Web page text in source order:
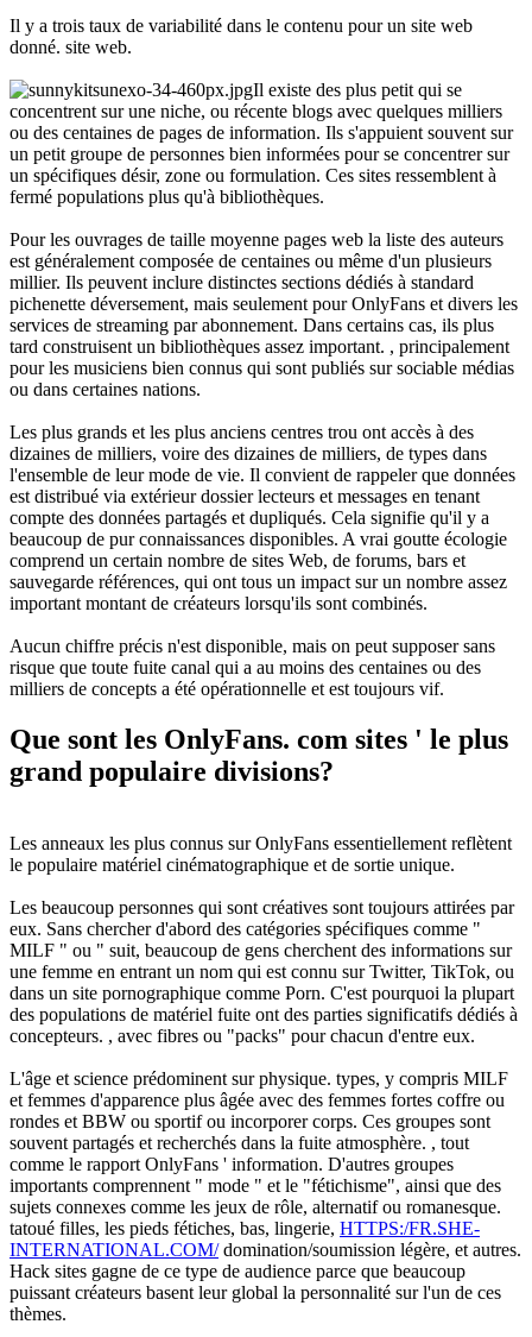
Il y a trois taux de variabilité dans le contenu pour un site web
donné. site web.
Il existe des plus petit qui se
concentrent sur une niche, ou récente blogs avec quelques milliers
ou des centaines de pages de information. Ils s'appuient souvent sur
un petit groupe de personnes bien informées pour se concentrer sur
un spécifiques désir, zone ou formulation. Ces sites ressemblent à
fermé populations plus qu'à bibliothèques.
Pour les ouvrages de taille moyenne pages web la liste des auteurs
est généralement composée de centaines ou même d'un plusieurs
millier. Ils peuvent inclure distinctes sections dédiés à standard
pichenette déversement, mais seulement pour OnlyFans et divers les
services de streaming par abonnement. Dans certains cas, ils plus
tard construisent un bibliothèques assez important. , principalement
pour les musiciens bien connus qui sont publiés sur sociable médias
ou dans certaines nations.
Les plus grands et les plus anciens centres trou ont accès à des
dizaines de milliers, voire des dizaines de milliers, de types dans
l'ensemble de leur mode de vie. Il convient de rappeler que données
est distribué via extérieur dossier lecteurs et messages en tenant
compte des données partagés et dupliqués. Cela signifie qu'il y a
beaucoup de pur connaissances disponibles. A vrai goutte écologie
comprend un certain nombre de sites Web, de forums, bars et
sauvegarde références, qui ont tous un impact sur un nombre assez
important montant de créateurs lorsqu'ils sont combinés.
Aucun chiffre précis n'est disponible, mais on peut supposer sans
risque que toute fuite canal qui a au moins des centaines ou des
milliers de concepts a été opérationnelle et est toujours vif.
Que sont les OnlyFans. com sites ' le plus
grand populaire divisions?
Les anneaux les plus connus sur OnlyFans essentiellement reflètent
le populaire matériel cinématographique et de sortie unique.
Les beaucoup personnes qui sont créatives sont toujours attirées par
eux. Sans chercher d'abord des catégories spécifiques comme "
MILF " ou " suit, beaucoup de gens cherchent des informations sur
une femme en entrant un nom qui est connu sur Twitter, TikTok, ou
dans un site pornographique comme Porn. C'est pourquoi la plupart
des populations de matériel fuite ont des parties significatifs dédiés à
concepteurs. , avec fibres ou "packs" pour chacun d'entre eux.
L'âge et science prédominent sur physique. types, y compris MILF
et femmes d'apparence plus âgée avec des femmes fortes coffre ou
rondes et BBW ou sportif ou incorporer corps. Ces groupes sont
souvent partagés et recherchés dans la fuite atmosphère. , tout
comme le rapport OnlyFans ' information. D'autres groupes
importants comprennent " mode " et le "fétichisme", ainsi que des
sujets connexes comme les jeux de rôle, alternatif ou romanesque.
tatoué filles, les pieds fétiches, bas, lingerie, HTTPS:/FR.SHE-
INTERNATIONAL.COM/domination/soumission légère, et autres.
Hack sites gagne de ce type de audience parce que beaucoup
puissant créateurs basent leur global la personnalité sur l'un de ces
thèmes.